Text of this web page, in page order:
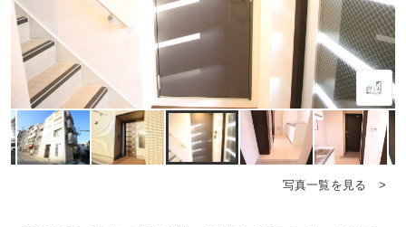
写真一覧を見る >